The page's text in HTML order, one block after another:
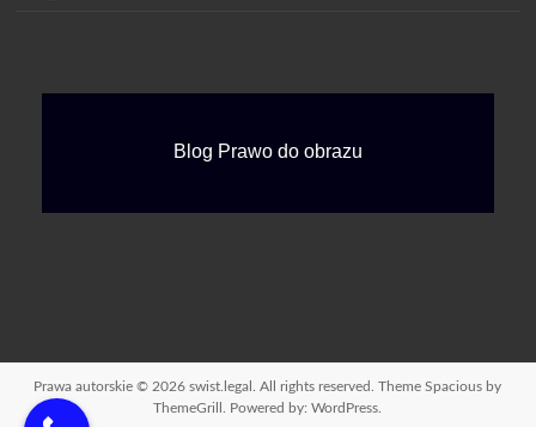
Blog Prawo do obrazu
Prawa autorskie © 2026swist.legal . All rights reserved. ThemeSpacious by
ThemeGrill. Powered by:WordPress